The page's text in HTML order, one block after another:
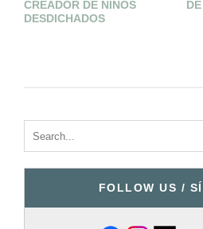
CREADOR DE NIÑOS
DESDICHADOS
FOLLOW US /